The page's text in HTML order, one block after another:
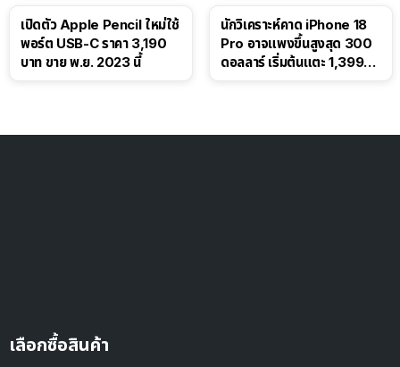
เปิดตัว Apple Pencil ใหม่ใช้
พอร์ต USB-C ราคา 3,190
บาท ขาย พ.ย. 2023 นี้
นักวิเคราะห์คาด iPhone 18
Pro อาจแพงขึ้นสูงสุด 300
ดอลลาร์ เริ่มต้นแตะ 1,399
เลือกซื้อสินค้า